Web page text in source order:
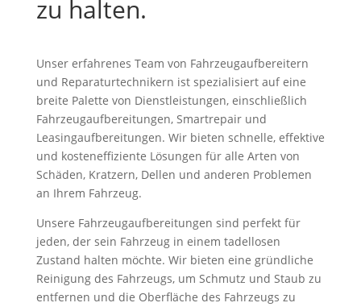
zu halten.
Unser erfahrenes Team von Fahrzeugaufbereitern
und Reparaturtechnikern ist spezialisiert auf eine
breite Palette von Dienstleistungen, einschließlich
Fahrzeugaufbereitungen, Smartrepair und
Leasingaufbereitungen. Wir bieten schnelle, effektive
und kosteneffiziente Lösungen für alle Arten von
Schäden, Kratzern, Dellen und anderen Problemen
an Ihrem Fahrzeug.
Unsere Fahrzeugaufbereitungen sind perfekt für
jeden, der sein Fahrzeug in einem tadellosen
Zustand halten möchte. Wir bieten eine gründliche
Reinigung des Fahrzeugs, um Schmutz und Staub zu
entfernen und die Oberfläche des Fahrzeugs zu